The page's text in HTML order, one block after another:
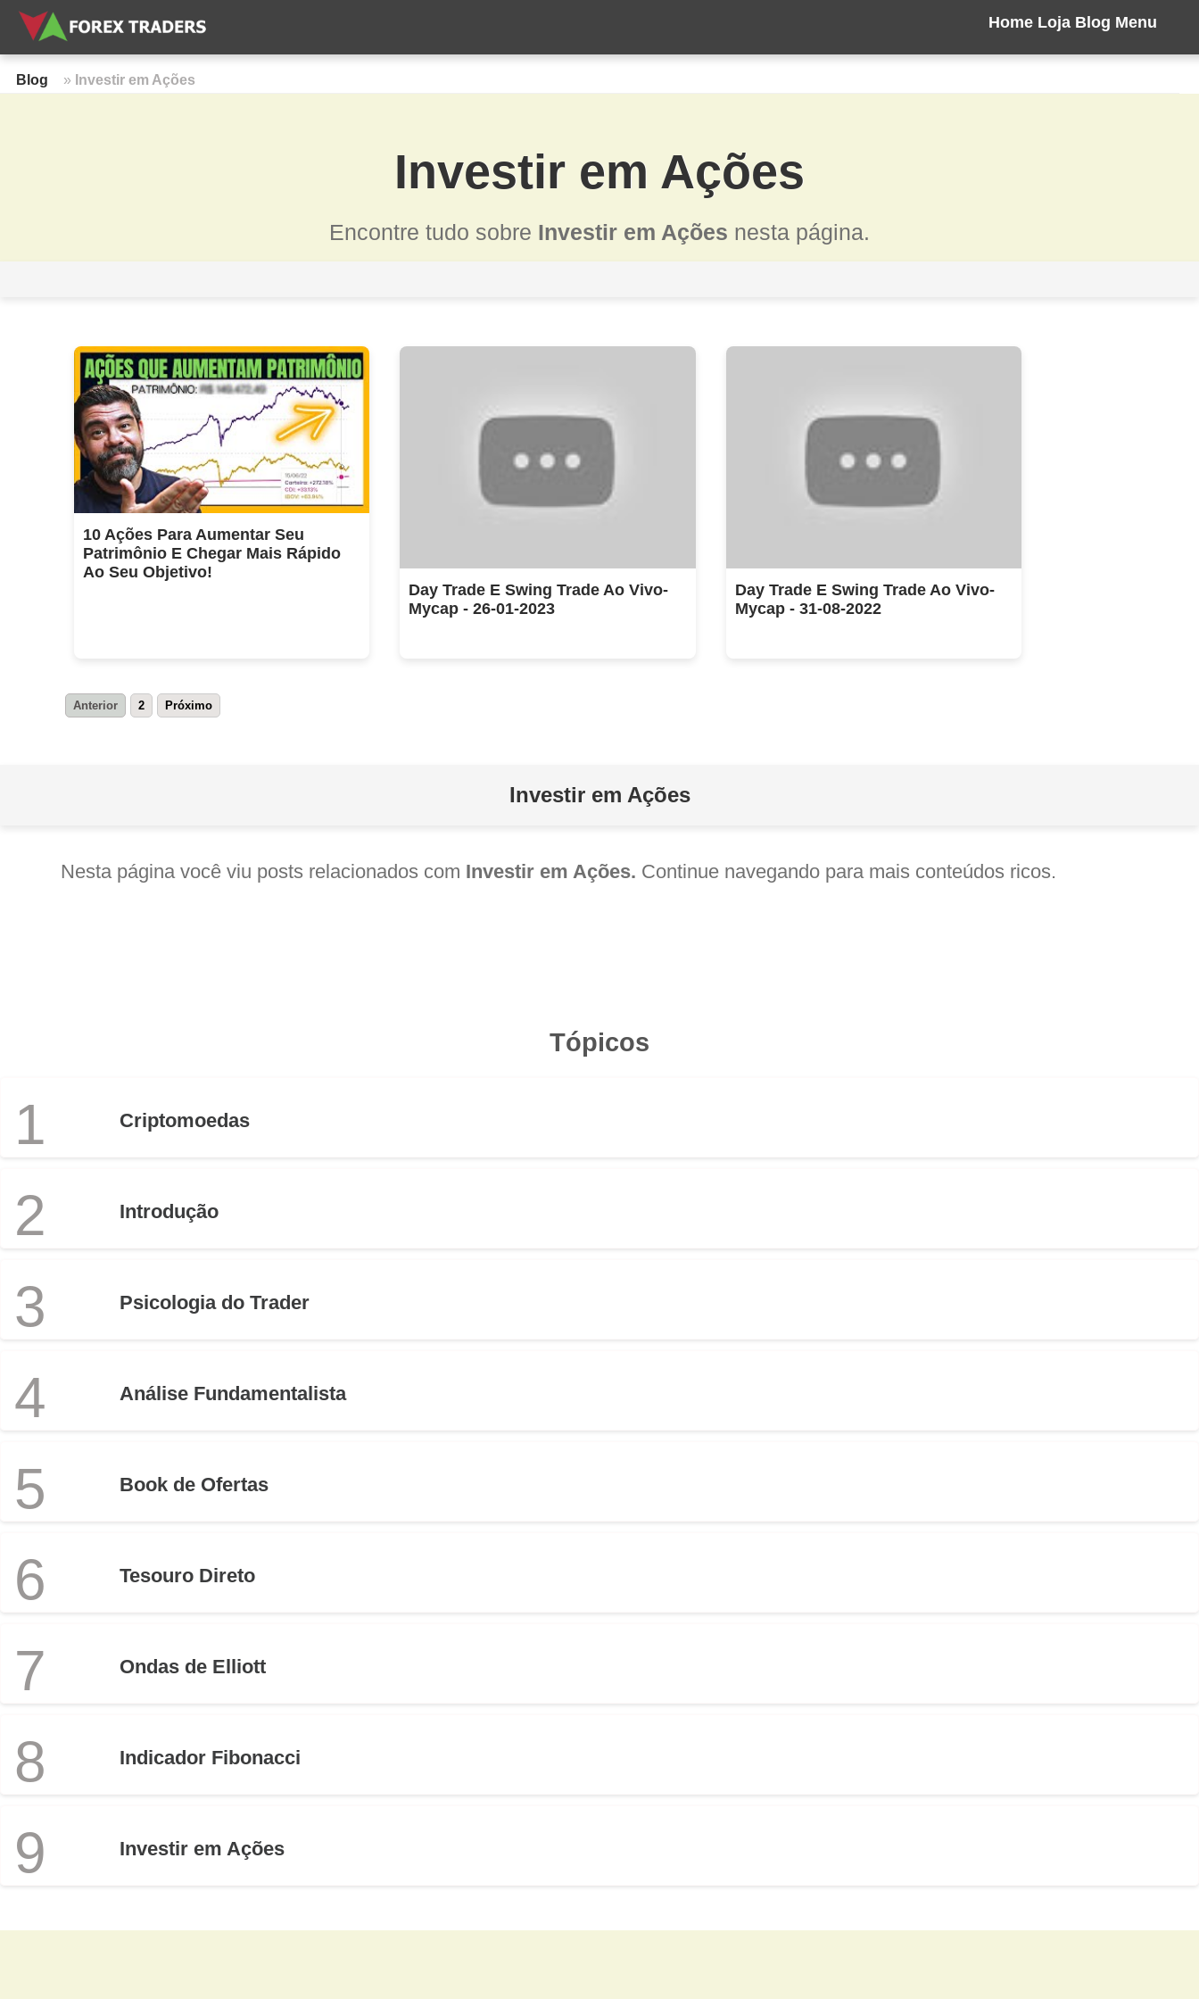
Home Loja Blog Menu
Blog » Investir em Ações
Investir em Ações
Encontre tudo sobre Investir em Ações nesta página.
10 Ações Para Aumentar Seu
Patrimônio E Chegar Mais Rápido
Ao Seu Objetivo!
Day Trade E Swing Trade Ao Vivo-
Mycap - 26-01-2023
Day Trade E Swing Trade Ao Vivo-
Mycap - 31-08-2022
Anterior 2 Próximo
Investir em Ações
Nesta página você viu posts relacionados com Investir em Ações. Continue navegando para mais conteúdos ricos.
Tópicos
1 Criptomoedas
2 Introdução
3 Psicologia do Trader
4 Análise Fundamentalista
5 Book de Ofertas
6 Tesouro Direto
7 Ondas de Elliott
8 Indicador Fibonacci
9 Investir em Ações